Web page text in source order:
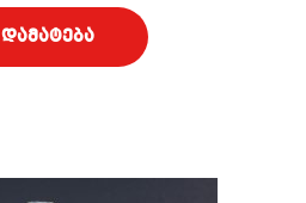
დამატება